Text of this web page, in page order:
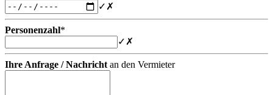
✓ ✗
Personenzahl*
✓ ✗
Ihre Anfrage / Nachricht an den Vermieter